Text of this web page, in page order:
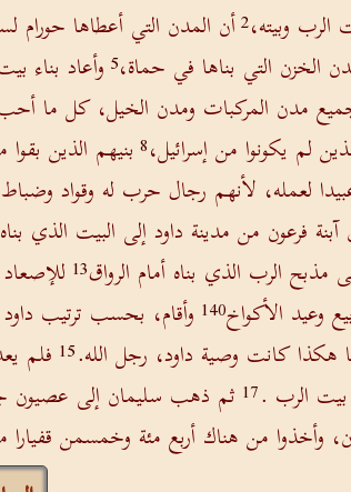
وبيته،2أن المدن التي أعطاها حورام
الخزن التي بناها في حماة،5 وأعاد بناء
مدن المركبات ومدن الخيل، كل ما
لم يكونوا من إسرائيل،8 بنيهم الذين
لعمله، لأنهم رجال حرب له وقواد وضباط
فرعون من مدينة داود إلى البيت
الرب الذي بناه أمام الرواق13
وعيد الأكواخ140 وأقام، بحسب ترتيب
هكذا كانت وصية داود، رجل الله.15 فلم
الرب .17 ثم ذهب سليمان إلى عصيون
وأخذوا من هناك أربع مئة وخمسمن